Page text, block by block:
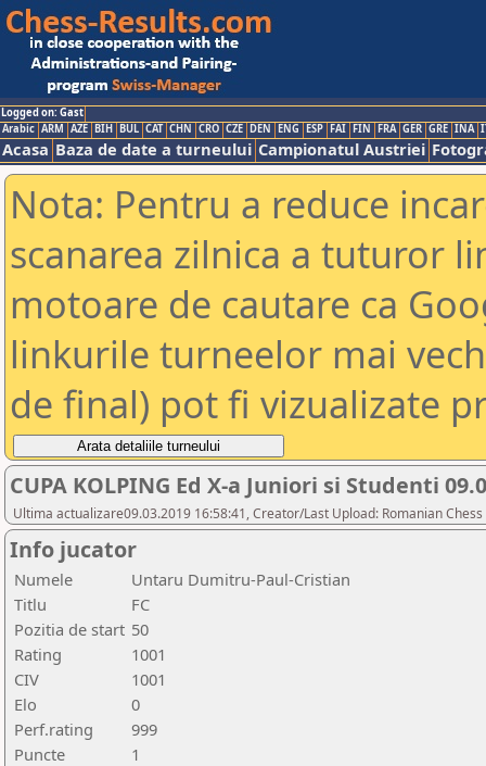
Logged on: Gast
Arabic ARM AZE BIH BUL CAT CHN CRO CZE DEN ENG ESP FAI FIN FRA GER GRE INA
Acasa Baza de date a turneului Campionatul Austriei
Nota: Pentru a reduce
scanarea zilnica a tuturor
motoare de cautare ca
linkurile turneelor mai
de final) pot fi vizualizate
CUPA KOLPING Ed X-a Juniori si Studenti
Ultima actualizare09.03.2019 16:58:41, Creator/Last Upload: Romanian
Info jucator
Numele
Untaru Dumitru-Paul-Cristian
Titlu
FC
Pozitia de start 50
Rating
1001
CIV
1001
Elo
0
Perf.rating
999
Puncte
1